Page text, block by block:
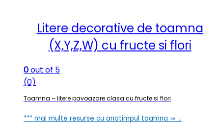
Litere decorative de toamna
(X,Y,Z,W) cu fructe si flori
0out of 5
(0)
Toamna – litere pavoazare clasa cu fructe si flori
*** mai multe resurse cu anotimpul toamna ⇒ …